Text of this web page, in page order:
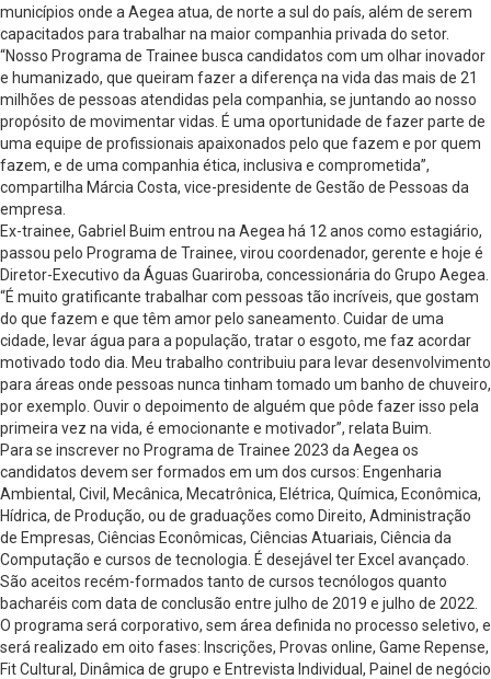
municípios onde a Aegea atua, de norte a sul do país, além de serem
capacitados para trabalhar na maior companhia privada do setor.
“Nosso Programa de Trainee busca candidatos com um olhar inovador
e humanizado, que queiram fazer a diferença na vida das mais de 21
milhões de pessoas atendidas pela companhia, se juntando ao nosso
propósito de movimentar vidas. É uma oportunidade de fazer parte de
uma equipe de profissionais apaixonados pelo que fazem e por quem
fazem, e de uma companhia ética, inclusiva e comprometida”,
compartilha Márcia Costa, vice-presidente de Gestão de Pessoas​ da
empresa.
Ex-trainee, Gabriel Buim entrou na Aegea há 12 anos como estagiário,
passou pelo Programa de Trainee, virou coordenador, gerente e hoje é
Diretor-Executivo da Águas Guariroba, concessionária do Grupo Aegea.
“É muito gratificante trabalhar com pessoas tão incríveis, que gostam
do que fazem e que têm amor pelo saneamento. Cuidar de uma
cidade, levar água para a população, tratar o esgoto, me faz acordar
motivado todo dia. Meu trabalho contribuiu para levar desenvolvimento
para áreas onde pessoas nunca tinham tomado um banho de chuveiro,
por exemplo. Ouvir o depoimento de alguém que pôde fazer isso pela
primeira vez na vida, é emocionante e motivador”, relata Buim.
Para se inscrever no Programa de Trainee 2023 da Aegea os
candidatos devem ser formados em um dos cursos: Engenharia
Ambiental, Civil, Mecânica, Mecatrônica, Elétrica, Química, Econômica,
Hídrica, de Produção, ou de graduações como Direito, Administração
de Empresas, Ciências Econômicas, Ciências Atuariais, Ciência da
Computação e cursos de tecnologia. É desejável ter Excel avançado.
São aceitos recém-formados tanto de cursos tecnólogos quanto
bacharéis com data de conclusão entre julho de 2019 e julho de 2022.
O programa será corporativo, sem área definida no processo seletivo, e
será realizado em oito fases: Inscrições, Provas online, Game Repense,
Fit Cultural, Dinâmica de grupo e Entrevista Individual, Painel de negócio